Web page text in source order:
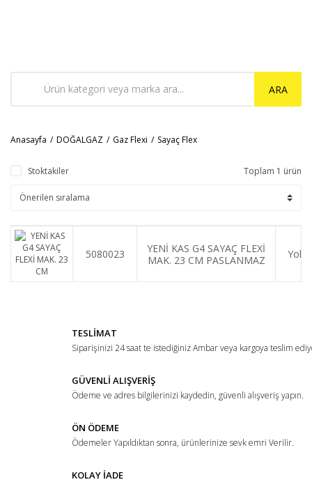
ARA
Anasayfa DOĞALGAZ Gaz Flexi Sayaç Flex
Stoktakiler Toplam 1 ürün
5080023
YENİ KAS G4 SAYAÇ FLEXİ
MAK. 23 CM PASLANMAZ
Yok
TESLİMAT
Siparişinizi 24 saat te istediğiniz Ambar veya kargoya teslim
GÜVENLİ ALIŞVERİŞ
Ödeme ve adres bilgilerinizi kaydedin, güvenli alışveriş yapın.
ÖN ÖDEME
Ödemeler Yapıldıktan sonra, ürünlerinize sevk emri Verilir.
KOLAY İADE